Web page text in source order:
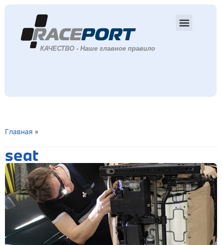
Главная »
seat